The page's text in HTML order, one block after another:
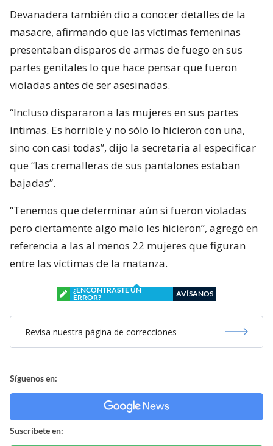
Devanadera también dio a conocer detalles de la
masacre, afirmando que las víctimas femeninas
presentaban disparos de armas de fuego en sus
partes genitales lo que hace pensar que fueron
violadas antes de ser asesinadas.
“Incluso dispararon a las mujeres en sus partes
íntimas. Es horrible y no sólo lo hicieron con una,
sino con casi todas”, dijo la secretaria al especificar
que “las cremalleras de sus pantalones estaban
bajadas”.
“Tenemos que determinar aún si fueron violadas
pero ciertamente algo malo les hicieron”, agregó en
referencia a las al menos 22 mujeres que figuran
entre las víctimas de la matanza.
¿ENCONTRASTE UN
ERROR?
AVÍSANOS
Revisa nuestra página de correcciones
Síguenos en:
Suscríbete en: